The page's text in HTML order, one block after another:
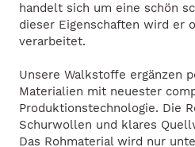
handelt sich um eine schön
dieser Eigenschaften wird er
verarbeitet.
Unsere Walkstoffe ergänzen
Materialien mit neuester
Produktionstechnologie. Die
Schurwollen und klares
Das Rohmaterial wird nur